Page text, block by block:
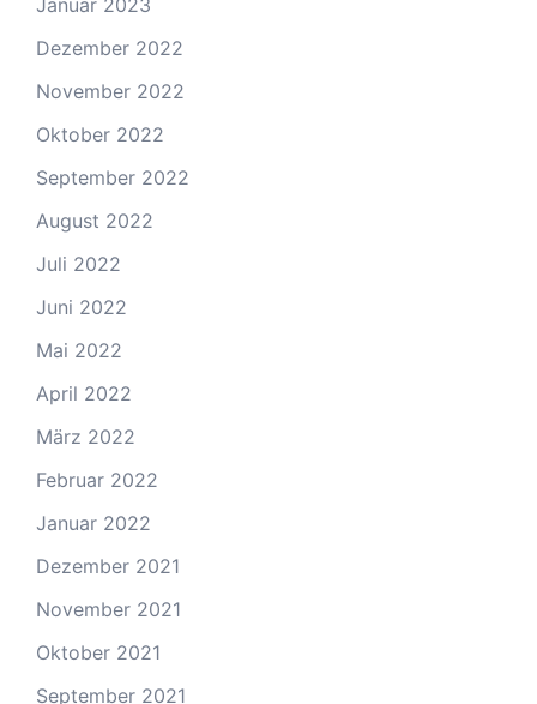
Januar 2023
Dezember 2022
November 2022
Oktober 2022
September 2022
August 2022
Juli 2022
Juni 2022
Mai 2022
April 2022
März 2022
Februar 2022
Januar 2022
Dezember 2021
November 2021
Oktober 2021
September 2021